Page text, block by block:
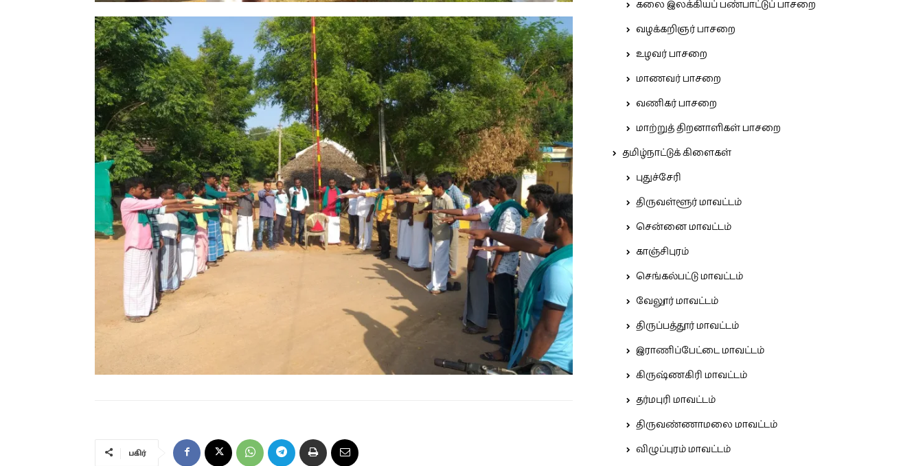
பகிர்
கலை இலக்கியப் பண்பாட்டுப் பாசறை
வழக்கறிஞர் பாசறை
உழவர் பாசறை
மாணவர் பாசறை
வணிகர் பாசறை
மாற்றுத் திறனாளிகள் பாசறை
தமிழ்நாட்டுக் கிளைகள்
புதுச்சேரி
திருவள்ளூர் மாவட்டம்
சென்னை மாவட்டம்
காஞ்சிபுரம்
செங்கல்பட்டு மாவட்டம்
வேலூர் மாவட்டம்
திருப்பத்தூர் மாவட்டம்
இராணிப்பேட்டை மாவட்டம்
கிருஷ்ணகிரி மாவட்டம்
தர்மபுரி மாவட்டம்
திருவண்ணாமலை மாவட்டம்
விழுப்புரம் மாவட்டம்